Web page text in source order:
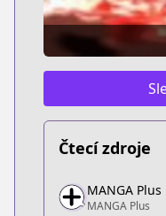
Čtecí zdroje
MANGA Plus
MANGA Plus
MANGA Plus
MANGA Plus